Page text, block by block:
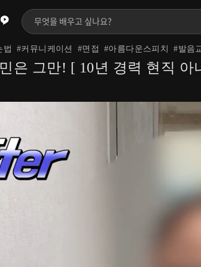
법 #커뮤니케이션 #면접 #아름다운스피치 #발음
은 그만! [ 10년 경력 현직 아